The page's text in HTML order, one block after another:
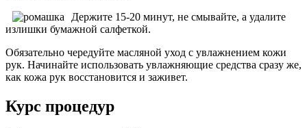
Держите 15-20 минут, не смывайте, а удалите
излишки бумажной салфеткой.
Обязательно чередуйте масляной уход с увлажнением кожи
рук. Начинайте использовать увлажняющие средства сразу же,
как кожа рук восстановится и заживет.
Курс процедур